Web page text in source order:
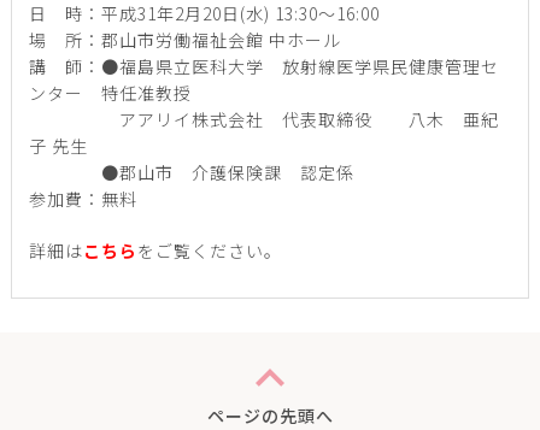
日 時：平成31年2月20日(水) 13:30～16:00
場 所：郡山市労働福祉会館 中ホール
講 師：●福島県立医科大学 放射線医学県民健康管理セ
ンター 特任准教授
アアリイ株式会社 代表取締役 八木 亜紀
子 先生
●郡山市 介護保険課 認定係
参加費：無料
詳細はこちら をご覧ください。
expand_less
ページの先頭へ